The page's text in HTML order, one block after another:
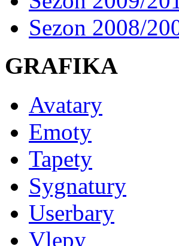
Sezon 2008/
GRAFIKA
Avatary
Emoty
Tapety
Sygnatury
Userbary
Vlepy